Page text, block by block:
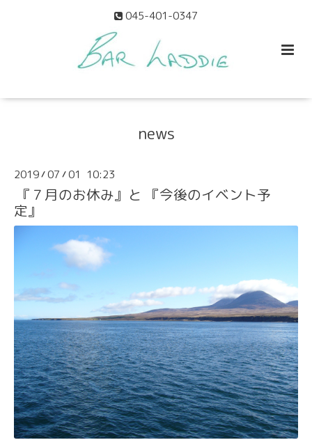
045-401-0347
news
2019/07 /01 10:23
『７月のお休み』と 『今後のイベント予
定』